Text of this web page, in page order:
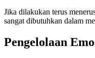
Jika dilakukan terus
sangat dibutuhkan dalam
Pengelolaan